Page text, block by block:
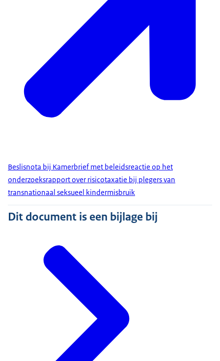
Beslisnota bij Kamerbrief met beleidsreactie op het
onderzoeksrapport over risicotaxatie bij plegers van
transnationaal seksueel kindermisbruik
Dit document is een bijlage bij